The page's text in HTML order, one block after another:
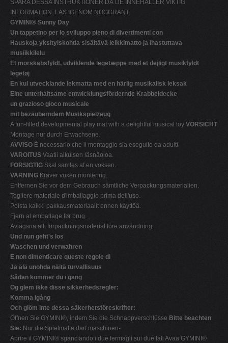
SPARA DESSA INSTRUKTIONER DÅ DE INNEHÅLLER VIKTIG
INFORMATION. LÄS IGENOM NOGGRANT.
GYMINI® Sunny Day
Un tappetino per lo sviluppo pieno di divertimenti con
Hauskoja yksityiskohtia sisältävä leikkimatto ja ihastuttava
musiikkilelu
Et morskabsfyldt, udviklende legetæppe med et dejligt musikfyldt
legetøj
En kul utvecklande lekmatta med en härlig musikalisk leksak
Eine unterhaltsame entwicklungsfördernde Krabbeldecke
un grazioso gioco musicale
mit bezauberndem Musikspielzeug
A fun-filled developmental play mat with a delightful musical toy VORSICHT
Montage nur durch Erwachsene.
AVVISO È necessario che il montaggio sia eseguito da adulti.
VAROITUS Vaatii aikuisen läsnäoloa.
FORSIGTIG Skal samles af en voksen.
VARNING Kräver vuxen montering.
Entfernen Sie vor dem Gebrauch sämtliche Verpackungsmaterialien.
Togliere materiale d'imballaggio prima dell'uso.
Poista kaikki pakkausmateriaalit ennen käyttöä.
Fjern al emballage før brug.
Avlägsna allt förpackningsmaterial före användning.
Und nun geht's los
Waschen und verwahren
E non dimenticare queste regole di
Ja älä unohda näitä turvallisuus
Sådan kommer du i gang
Og glem ikke disse sikkerhedsregler:
Komma igång
Och glöm inte dessa säkerhetsföreskrifter:
Öffnen Sie GYMINI®, indem Sie die Schnappverschlüsse Bitte beachten
Sie: Nur die Spielmatte darf maschinen-
Aprire il GYMINI® sganciando i due fermagli sui due lati Avaa GYMINI®